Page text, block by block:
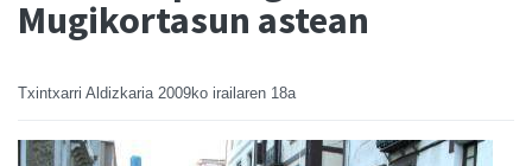
Mugikortasun astean
Txintxarri Aldizkaria 2009ko irailaren 18a